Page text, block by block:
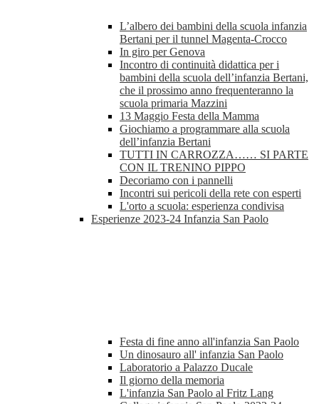
L’albero dei bambini della scuola infanzia
Bertani per il tunnel Magenta-Crocco
In giro per Genova
Incontro di continuità didattica per i
bambini della scuola dell’infanzia Bertani,
che il prossimo anno frequenteranno la
scuola primaria Mazzini
13 Maggio Festa della Mamma
Giochiamo a programmare alla scuola
dell’infanzia Bertani
TUTTI IN CARROZZA…… SI PARTE
CON IL TRENINO PIPPO
Decoriamo con i pannelli
Incontri sui pericoli della rete con esperti
L'orto a scuola: esperienza condivisa
Esperienze 2023-24 Infanzia San Paolo
Festa di fine anno all'infanzia San Paolo
Un dinosauro all' infanzia San Paolo
Laboratorio a Palazzo Ducale
Il giorno della memoria
L'infanzia San Paolo al Fritz Lang